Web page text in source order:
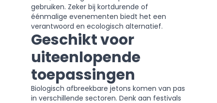
gebruiken. Zeker bij kortdurende of
éénmalige evenementen biedt het een
verantwoord en ecologisch alternatief.
Geschikt voor
uiteenlopende
toepassingen
Biologisch afbreekbare jetons komen van pas
in verschillende sectoren. Denk aan festivals